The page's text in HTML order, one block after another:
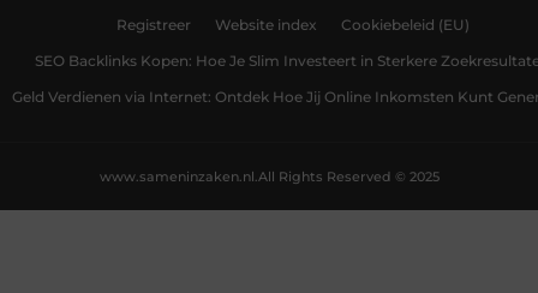
Registreer Website index Cookiebeleid (EU)
SEO Backlinks Kopen: Hoe Je Slim Investeert in Sterkere
Geld Verdienen via Internet: Ontdek Hoe Jij Online Inkomsten Kunt
All Rights Reserved © 2025
www.sameninzaken.nl.